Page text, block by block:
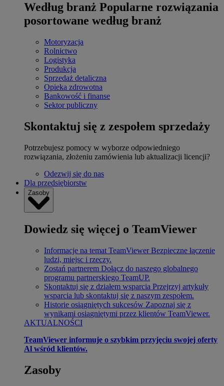
Według branż Popularne rozwiązania
posortowane według branż
Motoryzacja
Rolnictwo
Logistyka
Produkcja
Sprzedaż detaliczna
Opieka zdrowotna
Bankowość i finanse
Sektor publiczny
Skontaktuj się z zespołem sprzedaży
Potrzebujesz pomocy w wyborze odpowiedniego
rozwiązania, złożeniu zamówienia lub aktualizacji licencji?
Odezwij się do nas
Dla przedsiębiorstw
Zasoby
Dowiedz się więcej o TeamViewer
Informacje na temat TeamViewer Bezpieczne łączenie
ludzi, miejsc i rzeczy.
Zostań partnerem Dołącz do naszego globalnego
programu partnerskiego TeamUP.
Skontaktuj się z działem wsparcia Przejrzyj artykuły
wsparcia lub skontaktuj się z naszym zespołem.
Historie osiągniętych sukcesów Zapoznaj się z
wynikami osiągniętymi przez klientów TeamViewer.
AKTUALNOŚCI
TeamViewer informuje o szybkim przyjęciu swojej oferty
Al wśród klientów.
Zasoby